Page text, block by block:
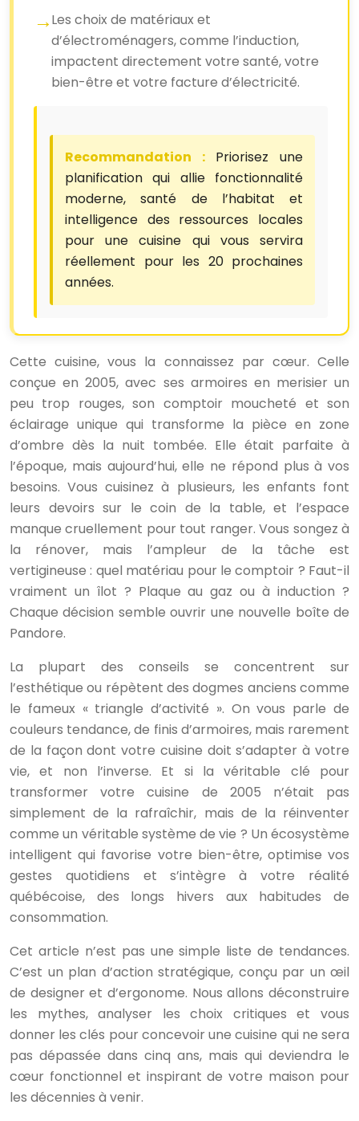
Les choix de matériaux et
d’électroménagers, comme l’induction,
impactent directement votre santé, votre
bien-être et votre facture d’électricité.
Recommandation :Priorisez une
planification qui allie fonctionnalité
moderne, santé de l’habitat et
intelligence des ressources locales
pour une cuisine qui vous servira
réellement pour les 20 prochaines
années.
Cette cuisine, vous la connaissez par cœur. Celle
conçue en 2005, avec ses armoires en merisier un
peu trop rouges, son comptoir moucheté et son
éclairage unique qui transforme la pièce en zone
d’ombre dès la nuit tombée. Elle était parfaite à
l’époque, mais aujourd’hui, elle ne répond plus à vos
besoins. Vous cuisinez à plusieurs, les enfants font
leurs devoirs sur le coin de la table, et l’espace
manque cruellement pour tout ranger. Vous songez à
la rénover, mais l’ampleur de la tâche est
vertigineuse : quel matériau pour le comptoir ? Faut-il
vraiment un îlot ? Plaque au gaz ou à induction ?
Chaque décision semble ouvrir une nouvelle boîte de
Pandore.
La plupart des conseils se concentrent sur
l’esthétique ou répètent des dogmes anciens comme
le fameux « triangle d’activité ». On vous parle de
couleurs tendance, de finis d’armoires, mais rarement
de la façon dont votre cuisine doit s’adapter à votre
vie, et non l’inverse. Et si la véritable clé pour
transformer votre cuisine de 2005 n’était pas
simplement de la rafraîchir, mais de la réinventer
comme un véritable système de vie ? Un écosystème
intelligent qui favorise votre bien-être, optimise vos
gestes quotidiens et s’intègre à votre réalité
québécoise, des longs hivers aux habitudes de
consommation.
Cet article n’est pas une simple liste de tendances.
C’est un plan d’action stratégique, conçu par un œil
de designer et d’ergonome. Nous allons déconstruire
les mythes, analyser les choix critiques et vous
donner les clés pour concevoir une cuisine qui ne sera
pas dépassée dans cinq ans, mais qui deviendra le
cœur fonctionnel et inspirant de votre maison pour
les décennies à venir.